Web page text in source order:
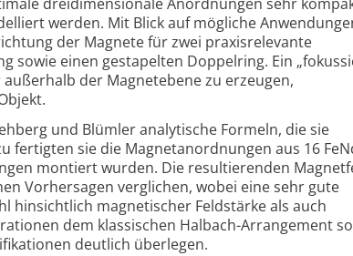
werden. Mit Blick auf mögliche
der Magnete für zwei praxisrelevante
sowie einen gestapelten Doppelring. Ein
der Magnetebene zu erzeugen,
und Blümler analytische Formeln, die sie
fertigten sie die Magnetanordnungen aus 16
montiert wurden. Die resultierenden
Vorhersagen verglichen, wobei eine sehr gute
hinsichtlich magnetischer Feldstärke als auch
dem klassischen Halbach-Arrangement
deutlich überlegen.